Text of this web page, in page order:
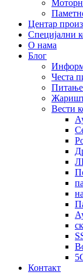
Центар
Специјални
О нама
Блог
Честа
Питање
Вести
Контакт